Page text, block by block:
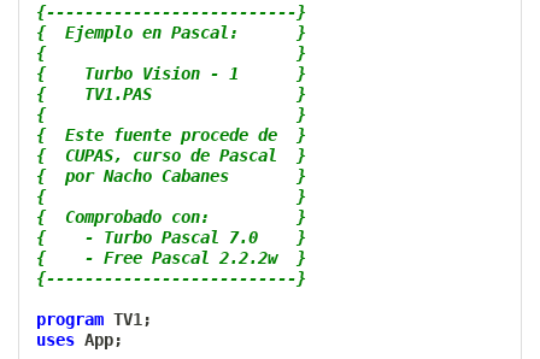
{--------------------------}
{  Ejemplo en Pascal:      }
{                          }
{    Turbo Vision - 1      }
{    TV1.PAS               }
{                          }
{  Este fuente procede de  }
{  CUPAS, curso de Pascal  }
{  por Nacho Cabanes       }
{                          }
{  Comprobado con:         }
{    - Turbo Pascal 7.0    }
{    - Free Pascal 2.2.2w  }
{--------------------------}
program TV1 ;
uses App;